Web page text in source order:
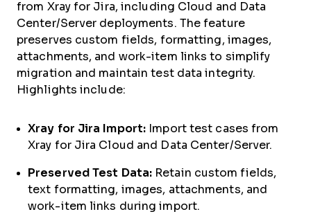
from Xray for Jira, including Cloud and Data
Center/Server deployments. The feature
preserves custom fields, formatting, images,
attachments, and work-item links to simplify
migration and maintain test data integrity.
Highlights include:
Xray for Jira Import: Import test cases from
Xray for Jira Cloud and Data Center/Server.
Preserved Test Data: Retain custom fields,
text formatting, images, attachments, and
work-item links during import.